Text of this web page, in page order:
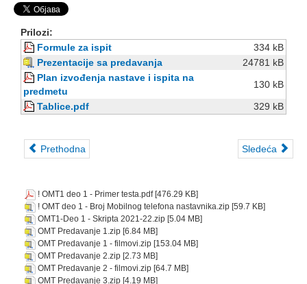
Prilozi:
Formule za ispit
334 kB
Prezentacije sa predavanja
24781 kB
Plan izvođenja nastave i ispita na
predmetu
130 kB
Tablice.pdf
329 kB
Prethodna Sledeća
! OMT1 deo 1 - Primer testa.pdf[476.29 KB]
! OMT deo 1 - Broj Mobilnog telefona nastavnika.zip [59.7 KB]
OMT1-Deo 1 - Skripta 2021-22.zip [5.04 MB]
OMT Predavanje 1.zip [6.84 MB]
OMT Predavanje 1 - filmovi.zip [153.04 MB]
OMT Predavanje 2.zip [2.73 MB]
OMT Predavanje 2 - filmovi.zip [64.7 MB]
OMT Predavanje 3.zip [4.19 MB]